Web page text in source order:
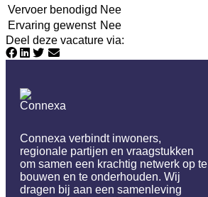
Vervoer benodigd Nee
Ervaring gewenst Nee
Deel deze vacature via:
Connexa verbindt inwoners,
regionale partijen en vraagstukken
om samen een krachtig netwerk op te
bouwen en te onderhouden. Wij
dragen bij aan een samenleving